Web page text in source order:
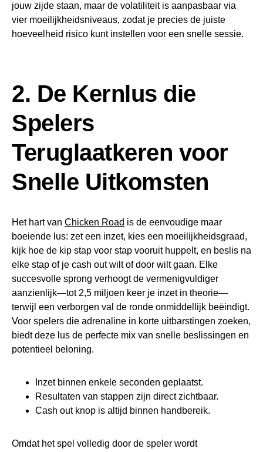
jouw zijde staan, maar de volatiliteit is aanpasbaar via
vier moeilijkheidsniveaus, zodat je precies de juiste
hoeveelheid risico kunt instellen voor een snelle sessie.
2. De Kernlus die
Spelers
Teruglaatkeren voor
Snelle Uitkomsten
Het hart van Chicken Road is de eenvoudige maar
boeiende lus: zet een inzet, kies een moeilijkheidsgraad,
kijk hoe de kip stap voor stap vooruit huppelt, en beslis na
elke stap of je cash out wilt of door wilt gaan. Elke
succesvolle sprong verhoogt de vermenigvuldiger
aanzienlijk—tot 2,5 miljoen keer je inzet in theorie—
terwijl een verborgen val de ronde onmiddellijk beëindigt.
Voor spelers die adrenaline in korte uitbarstingen zoeken,
biedt deze lus de perfecte mix van snelle beslissingen en
potentieel beloning.
Inzet binnen enkele seconden geplaatst.
Resultaten van stappen zijn direct zichtbaar.
Cash out knop is altijd binnen handbereik.
Omdat het spel volledig door de speler wordt